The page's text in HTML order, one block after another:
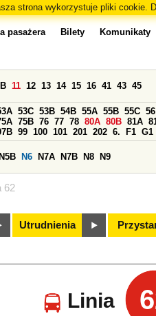
strona wykorzystuje pliki cookie.
62
pasażera Bilety Komunikaty
11 12 13 14 15 16 41 43 45
53C 53B 54B 55A 55B 55C 56
75B 76 77 78 80A 80B 81A
99 100 101 201 202 6. F1 G1
N5B N6 N7A N7B N8 N9
Utrudnienia
Linia